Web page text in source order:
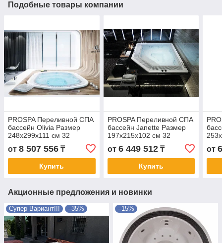
Подобные товары компании
PROSPA Переливной СПА
бассейн Olivia Размер
248x299х111 см 32
от 8 507 556 ₸
Купить
PROSPA Переливной СПА
бассейн Janette Размер
197x215х102 см 32
от 6 449 512₸
Купить
от
Акционные предложения и новинки
Супер Вариант!!! –35% –15%